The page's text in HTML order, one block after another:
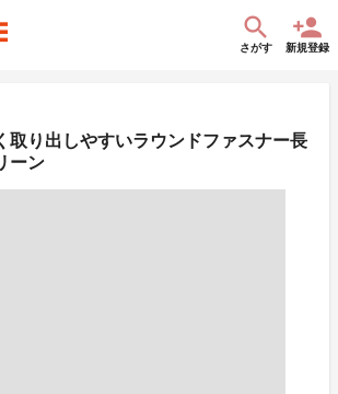
さがす 新規登録
取り出しやすいラウンドファスナー長
ーン